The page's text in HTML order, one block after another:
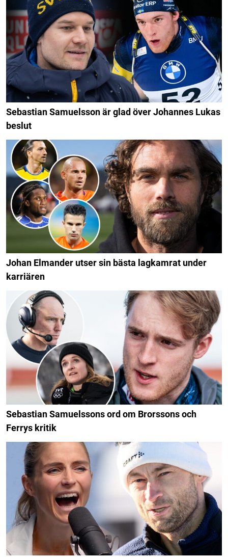
Sebastian Samuelsson är glad över Johannes Lukas
beslut
Johan Elmander utser sin bästa lagkamrat under
karriären
Sebastian Samuelssons ord om Brorssons och
Ferrys kritik